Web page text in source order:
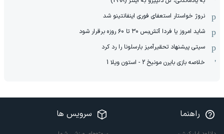
نروژ خواستار استعفای فوری اینفانتینو شد
شاید امروز یا فردا آتش‌بس ۳۰ تا ۶۰ روزه برقرار شود
سیتی پیشنهاد تحقیرآمیز بارسلونا را رد کرد
خلاصه بازی بایرن مونیخ 2 - استون ویلا 1
راهنما سرویس ها